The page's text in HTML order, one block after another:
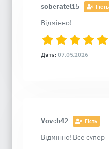
soberatel15 Гість
Відмінно!
Дата: 07.05.2026
Vovch42 Гість
Відмінно! Все супер